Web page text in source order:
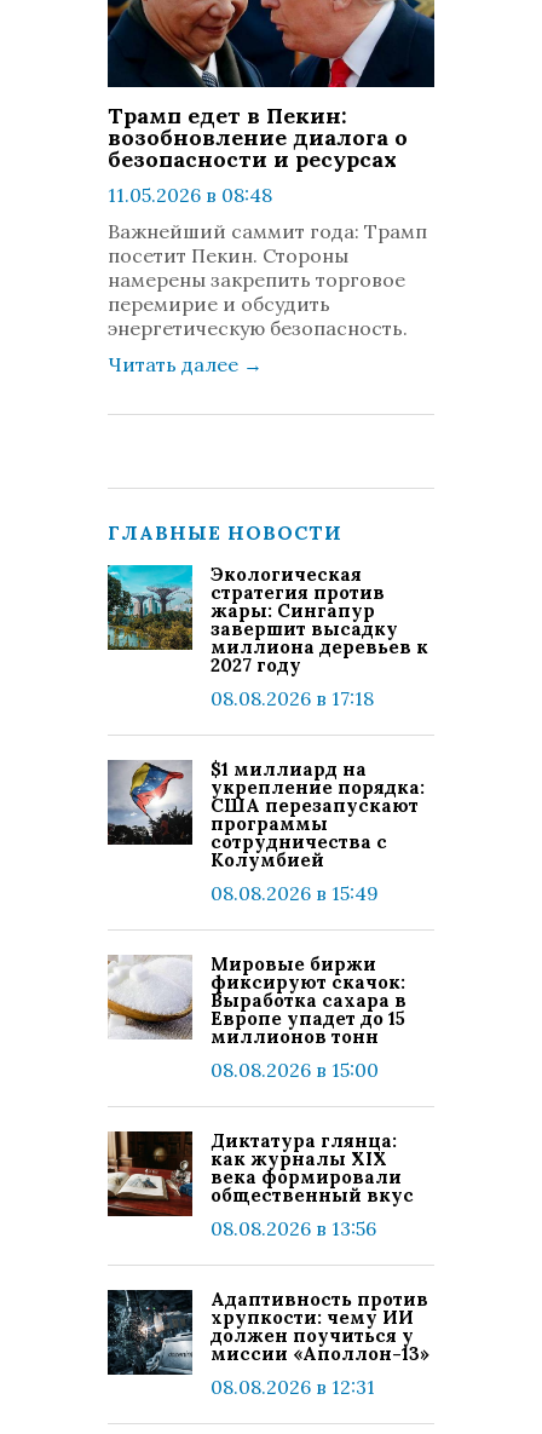
Трамп едет в Пекин:
возобновление диалога о
безопасности и ресурсах
11.05.2026 в 08:48
просмотров: 620
комментариев: 0
Важнейший саммит года: Трамп
посетит Пекин. Стороны
намерены закрепить торговое
перемирие и обсудить
энергетическую безопасность.
Читать далее →
ГЛАВНЫЕ НОВОСТИ
Экологическая
стратегия против
жары: Сингапур
завершит высадку
миллиона деревьев к
2027 году
08.08.2026 в 17:18
$1 миллиард на
укрепление порядка:
США перезапускают
программы
сотрудничества с
Колумбией
08.08.2026 в 15:49
Мировые биржи
фиксируют скачок:
Выработка сахара в
Европе упадет до 15
миллионов тонн
08.08.2026 в 15:00
Диктатура глянца:
как журналы XIX
века формировали
общественный вкус
08.08.2026 в 13:56
Адаптивность против
хрупкости: чему ИИ
должен поучиться у
миссии «Аполлон-13»
08.08.2026 в 12:31